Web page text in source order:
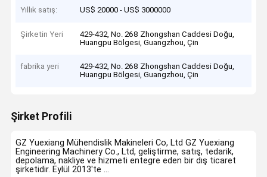
Yıllık satış: US$ 20000 - US$ 3000000
Şirketin Yeri
429-432, No. 268 Zhongshan Caddesi Doğu,
Huangpu Bölgesi, Guangzhou, Çin
fabrika yeri
429-432, No. 268 Zhongshan Caddesi Doğu,
Huangpu Bölgesi, Guangzhou, Çin
Şirket Profili
GZ Yuexiang Mühendislik Makineleri Co, Ltd GZ Yuexiang
Engineering Machinery Co., Ltd, geliştirme, satış, tedarik,
depolama, nakliye ve hizmeti entegre eden bir dış ticaret
şirketidir. Eylül 2013'te ...